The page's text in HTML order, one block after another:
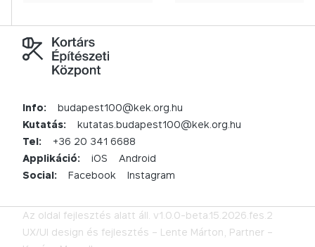
Info:
budapest100@kek.org.hu
Kutatás:
kutatas.budapest100@kek.org.hu
Tel:
+36 20 341 6688
Applikáció:
iOS
Android
Social:
Facebook Instagram
Az oldal fejlesztés alatt áll. v1.0.0-beta.15.2026.fes.2
UX/UI design és fejlesztés – Lente Márton, Partner –